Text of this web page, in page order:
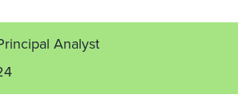
Analyst